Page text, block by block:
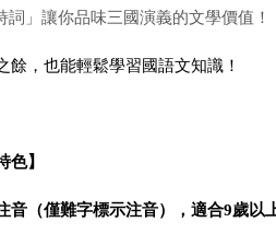
詞」讓你品味三國演義的文學價值！
餘，也能輕鬆學習國語文知識！
色】
音（僅難字標示注音），適合9歲以